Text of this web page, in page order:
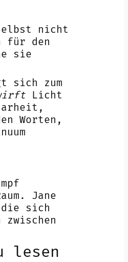
nicht
für den
sie
sich zum
Licht
Worten,
Jane
die sich
lesen